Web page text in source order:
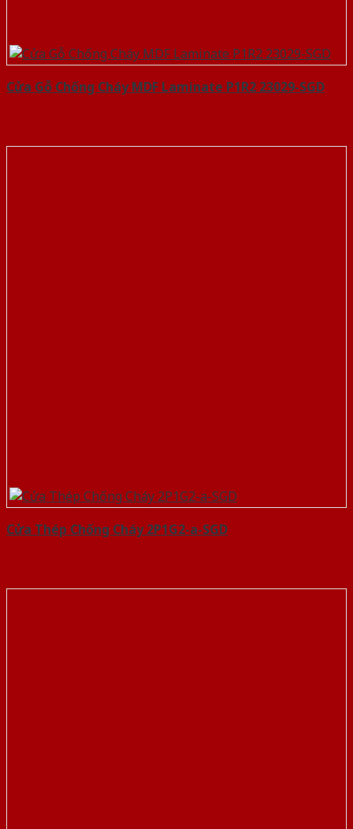
Cửa Gỗ Chống Cháy MDF Laminate P1R2 23029-SGD
Cửa Thép Chống Cháy 2P1G2-a-SGD